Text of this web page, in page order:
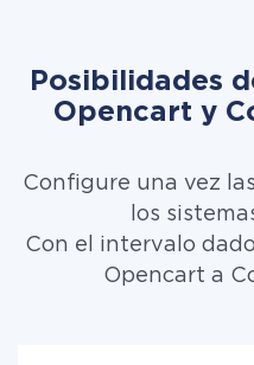
Posibilidades
Opencart y
Configure una vez
los
Con el intervalo
Opencart a